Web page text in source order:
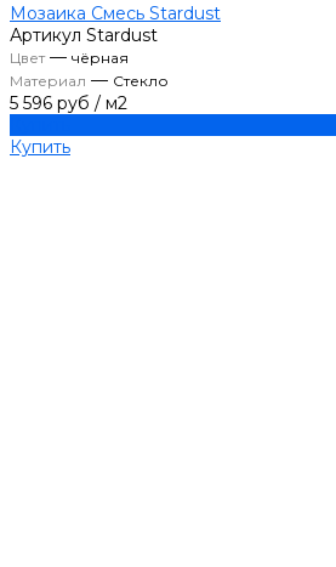
Мозаика Смесь Stardust
Артикул Stardust
Цвет— чёрная
Материал — Стекло
5 596 руб / м2
Купить